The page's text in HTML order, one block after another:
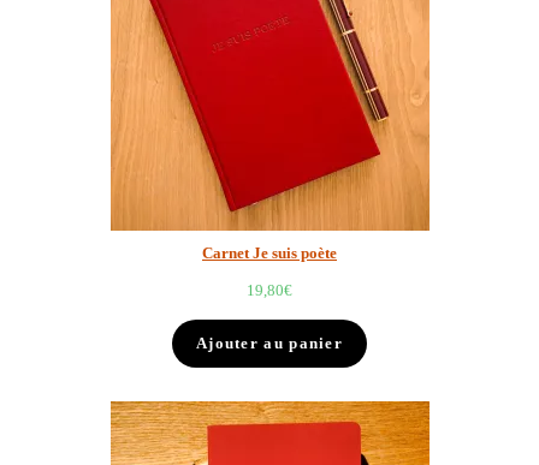
Carnet Je suis poète
19,80€
Ajouter au panier